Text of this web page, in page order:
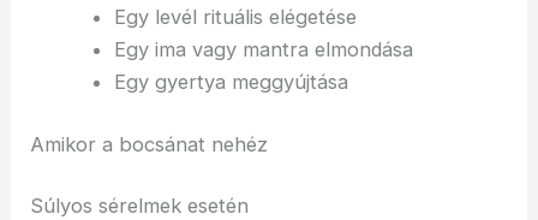
Egy levél rituális elégetése
Egy ima vagy mantra elmondása
Egy gyertya meggyújtása
Amikor a bocsánat nehéz
Súlyos sérelmek esetén